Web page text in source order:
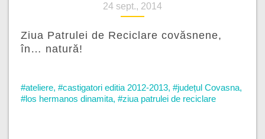
24 sept., 2014
Ziua Patrulei de Reciclare covăsnene,
în… natură!
#ateliere, #castigatori editia 2012-2013, #județul Covasna,
#los hermanos dinamita, #ziua patrulei de reciclare